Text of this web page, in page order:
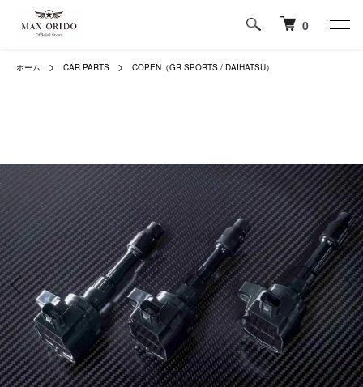
0
ホーム CAR PARTS COPEN（GR SPORTS / DAIHATSU）